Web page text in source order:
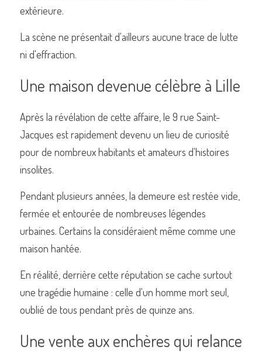
extérieure.
La scène ne présentait d'ailleurs aucune trace de lutte
ni d'effraction.
Une maison devenue célèbre à Lille
Après la révélation de cette affaire, le 9 rue Saint-
Jacques est rapidement devenu un lieu de curiosité
pour de nombreux habitants et amateurs d'histoires
insolites.
Pendant plusieurs années, la demeure est restée vide,
fermée et entourée de nombreuses légendes
urbaines. Certains la considéraient même comme une
maison hantée.
En réalité, derrière cette réputation se cache surtout
une tragédie humaine : celle d'un homme mort seul,
oublié de tous pendant près de quinze ans.
Une vente aux enchères qui relance